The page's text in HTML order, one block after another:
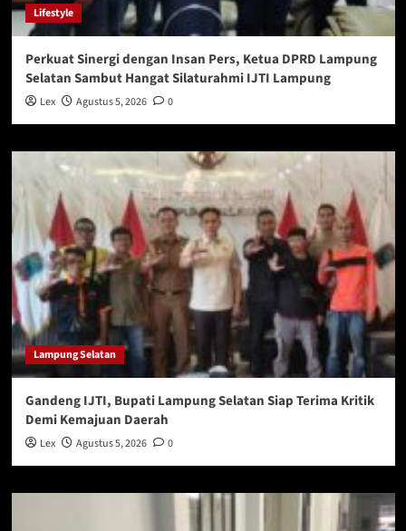
Lifestyle
Perkuat Sinergi dengan Insan Pers, Ketua DPRD Lampung
Selatan Sambut Hangat Silaturahmi IJTI Lampung
Lex Agustus 5, 2026 0
Lampung Selatan
Gandeng IJTI, Bupati Lampung Selatan Siap Terima Kritik
Demi Kemajuan Daerah
Lex Agustus 5, 2026 0